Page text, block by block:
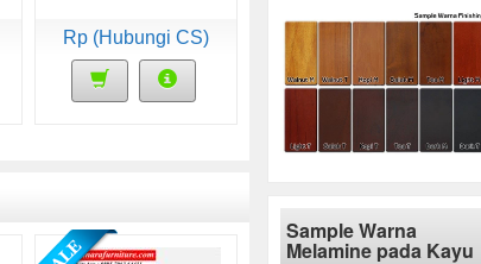
Rp (Hubungi CS)
Sample Warna
Melamine pada Kayu